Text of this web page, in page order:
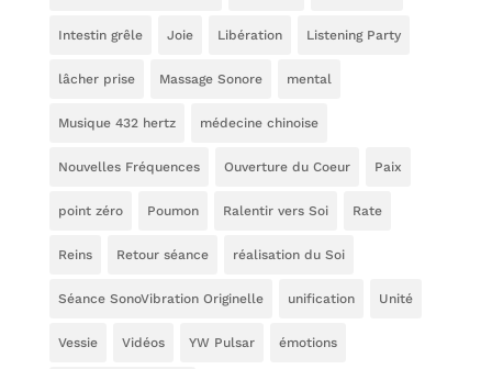
Intestin grêle Joie Libération Listening Party
lâcher prise Massage Sonore mental
Musique 432 hertz médecine chinoise
Nouvelles Fréquences Ouverture du Coeur Paix
point zéro Poumon Ralentir vers Soi Rate
Reins Retour séance réalisation du Soi
Séance SonoVibration Originelle unification Unité
Vessie Vidéos YW Pulsar émotions